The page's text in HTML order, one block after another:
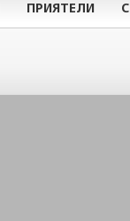
ПРИЯТЕЛИ